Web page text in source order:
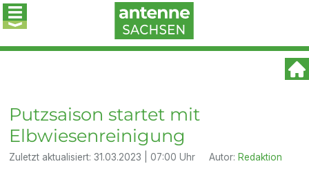
Putzsaison startet mit
Elbwiesenreinigung
Zuletzt aktualisiert:31.03.2023 | 07:00 Uhr Autor: Redaktion